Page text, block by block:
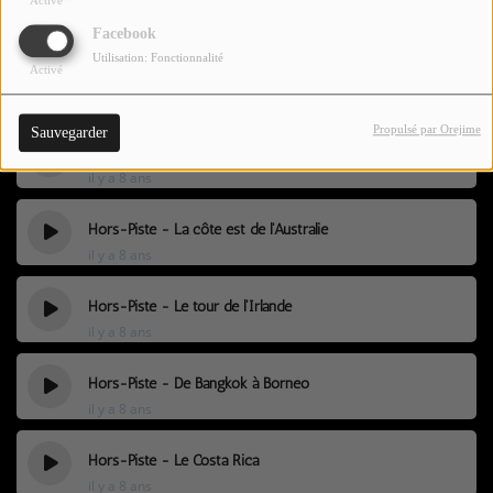
Facebook
Activé
Utilisation: Fonctionnalité
Sauvegarder Propulsé par Orejime
CONTACTEZ-NOUS !
Se connecter
il y a 7 ans
il y a 8 ans
Hors-Piste - Du Québec à l'Alberta
il y a 8 ans
Hors-Piste - La côte est de l'Australie
il y a 8 ans
Hors-Piste - Le tour de l'Irlande
il y a 8 ans
Hors-Piste - De Bangkok à Bornéo
il y a 8 ans
Hors-Piste - Le Costa Rica
il y a 8 ans